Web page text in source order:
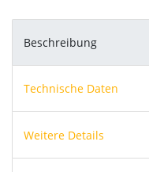
Beschreibung
Technische Daten
Weitere Details